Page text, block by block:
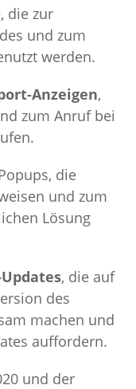
die zur
und zum
werden.
Anzeigen,
zum Anruf bei
die
und zum
Lösung
, die auf
des
machen und
auffordern.
und der